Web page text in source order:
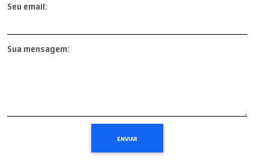
Seu email:
Sua mensagem: